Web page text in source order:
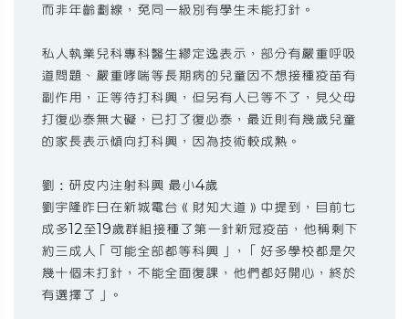
而非年齡劃線，免同一級別有學生未能打針。
私人執業兒科專科醫生繆定逸表示，部分有嚴重呼吸
道問題、嚴重哮喘等長期病的兒童因不想接種疫苗有
副作用，正等待打科興，但另有人已等不了，見父母
打復必泰無大礙，已打了復必泰，最近則有幾歲兒童
的家長表示傾向打科興，因為技術較成熟。
劉：研皮內注射科興 最小4歲
劉宇隆昨日在新城電台《財知大道》中提到，目前七
成多12至19歲群組接種了第一針新冠疫苗，他稱剩下
約三成人「可能全部都等科興」，「好多學校都是欠
幾十個未打針，不能全面復課，他們都好開心，終於
有選擇了」。